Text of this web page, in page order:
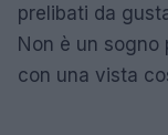
prelibati da
Non è un sogno
con una vista